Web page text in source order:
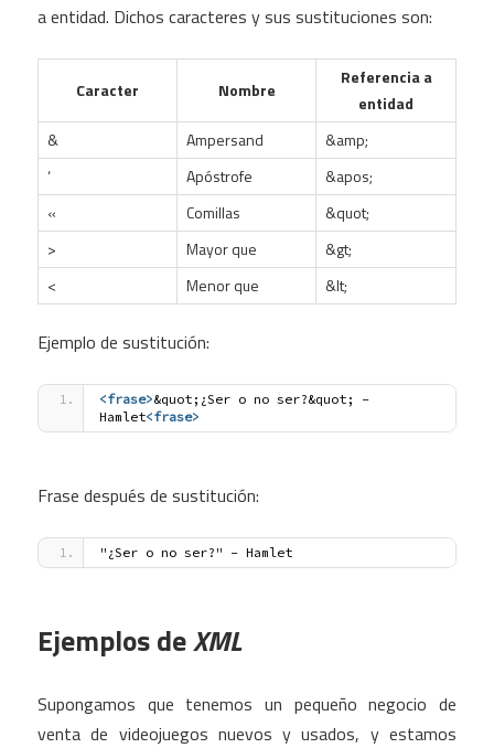
a entidad. Dichos caracteres y sus sustituciones son:
Caracter Nombre
Referencia a
entidad
&
Ampersand
&amp;
‘
Apóstrofe
&apos;
«
Comillas
&quot;
>
Mayor que
&gt;
<
Menor que &lt;
Ejemplo de sustitución:
<frase>&quot;¿Ser o no ser?&quot; -
Hamlet<frase>
Frase después de sustitución:
"¿Ser o no ser?" - Hamlet
Ejemplos deXML
Supongamos que tenemos un pequeño negocio de
venta de videojuegos nuevos y usados, y estamos